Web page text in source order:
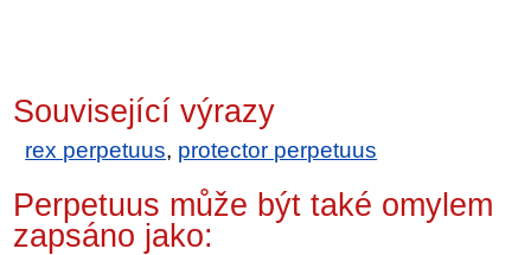
Související výrazy
rex perpetuus, protector perpetuus
Perpetuus může být také omylem
zapsáno jako: